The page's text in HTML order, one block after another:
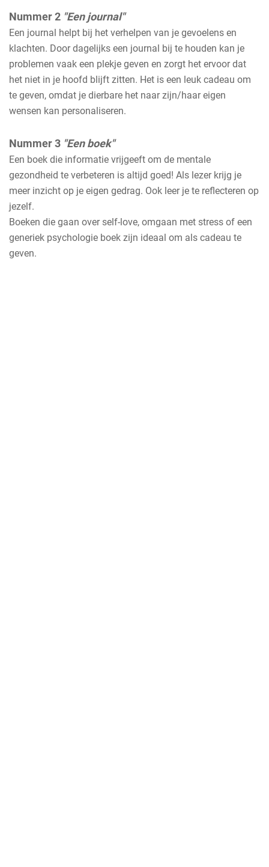
Nummer 2 "Een journal"
Een journal helpt bij het verhelpen van je gevoelens en
klachten. Door dagelijks een journal bij te houden kan je
problemen vaak een plekje geven en zorgt het ervoor dat
het niet in je hoofd blijft zitten. Het is een leuk cadeau om
te geven, omdat je dierbare het naar zijn/haar eigen
wensen kan personaliseren.
Nummer 3 "Een boek"
Een boek die informatie vrijgeeft om de mentale
gezondheid te verbeteren is altijd goed! Als lezer krijg je
meer inzicht op je eigen gedrag. Ook leer je te reflecteren op
jezelf.
Boeken die gaan over self-love, omgaan met stress of een
generiek psychologie boek zijn ideaal om als cadeau te
geven.